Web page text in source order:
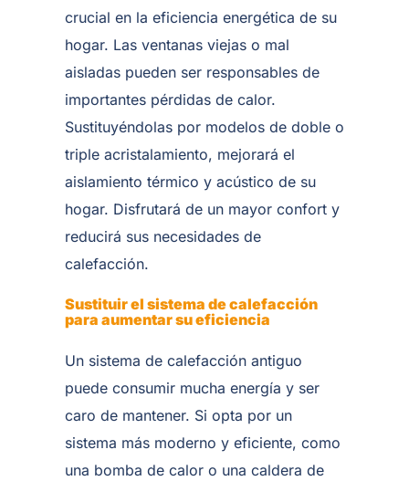
crucial en la eficiencia energética de su
hogar. Las ventanas viejas o mal
aisladas pueden ser responsables de
importantes pérdidas de calor.
Sustituyéndolas por modelos de doble o
triple acristalamiento, mejorará el
aislamiento térmico y acústico de su
hogar. Disfrutará de un mayor confort y
reducirá sus necesidades de
calefacción.
Sustituir el sistema de calefacción
para aumentar su eficiencia
Un sistema de calefacción antiguo
puede consumir mucha energía y ser
caro de mantener. Si opta por un
sistema más moderno y eficiente, como
una bomba de calor o una caldera de